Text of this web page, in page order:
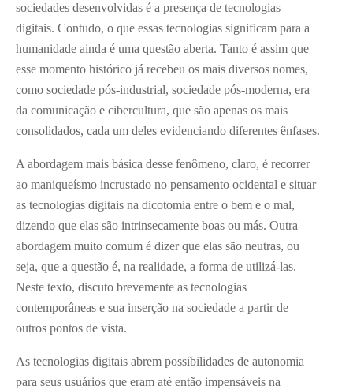
sociedades desenvolvidas é a presença de tecnologias
digitais. Contudo, o que essas tecnologias significam para a
humanidade ainda é uma questão aberta. Tanto é assim que
esse momento histórico já recebeu os mais diversos nomes,
como sociedade pós-industrial, sociedade pós-moderna, era
da comunicação e cibercultura, que são apenas os mais
consolidados, cada um deles evidenciando diferentes ênfases.
A abordagem mais básica desse fenômeno, claro, é recorrer
ao maniqueísmo incrustado no pensamento ocidental e situar
as tecnologias digitais na dicotomia entre o bem e o mal,
dizendo que elas são intrinsecamente boas ou más. Outra
abordagem muito comum é dizer que elas são neutras, ou
seja, que a questão é, na realidade, a forma de utilizá-las.
Neste texto, discuto brevemente as tecnologias
contemporâneas e sua inserção na sociedade a partir de
outros pontos de vista.
As tecnologias digitais abrem possibilidades de autonomia
para seus usuários que eram até então impensáveis na